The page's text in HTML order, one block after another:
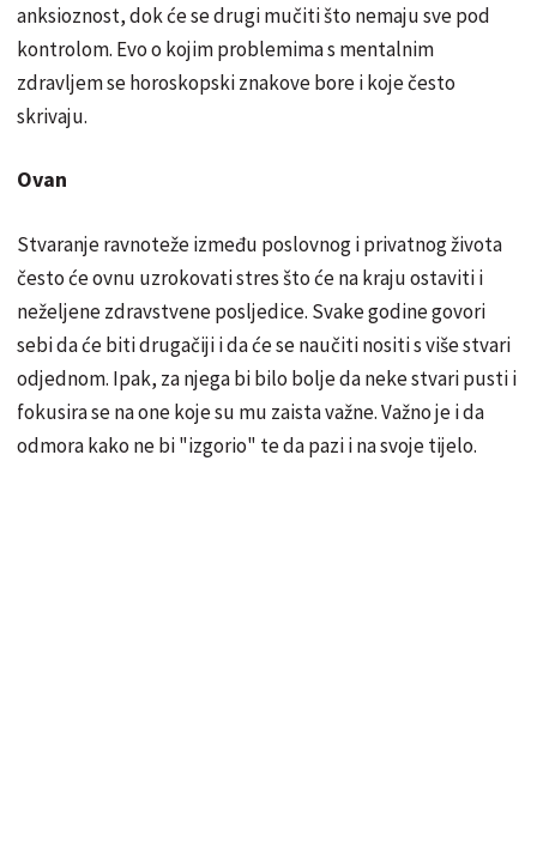
anksioznost, dok će se drugi mučiti što nemaju sve pod
kontrolom. Evo o kojim problemima s mentalnim
zdravljem se horoskopski znakove bore i koje često
skrivaju.
Ovan
Stvaranje ravnoteže između poslovnog i privatnog života
često će ovnu uzrokovati stres što će na kraju ostaviti i
neželjene zdravstvene posljedice. Svake godine govori
sebi da će biti drugačiji i da će se naučiti nositi s više stvari
odjednom. Ipak, za njega bi bilo bolje da neke stvari pusti i
fokusira se na one koje su mu zaista važne. Važno je i da
odmora kako ne bi "izgorio" te da pazi i na svoje tijelo.